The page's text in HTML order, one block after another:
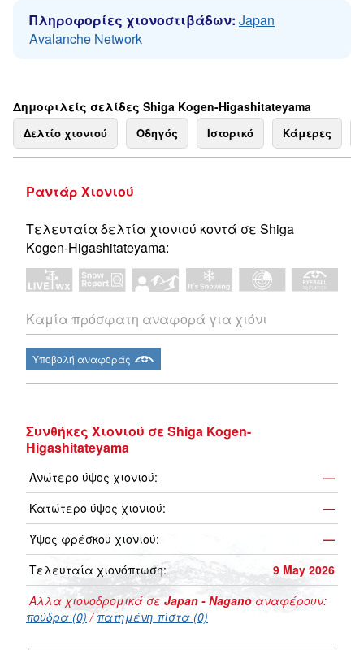
Πληροφορίες χιονοστιβάδων: Japan
Avalanche Network
Δημοφιλείς σελίδες Shiga Kogen-Higashitateyama
Δελτίο χιονιού Οδηγός Ιστορικό Κάμερες
Ραντάρ Χιονιού
Τελευταία δελτία χιονιού κοντά σε Shiga
Kogen-Higashitateyama:
Καμία πρόσφατη αναφορά για χιόνι
Υποβολή αναφοράς
Συνθήκες Χιονιού σε Shiga Kogen-
Higashitateyama
Ανώτερο ύψος χιονιού:
—
Κατώτερο ύψος χιονιού:
—
Ύψος φρέσκου χιονιού:
—
Τελευταία χιονόπτωση:
9 May 2026
Αλλα χιονοδρομικά σεJapan - Nagano αναφέρουν:
πούδρα (0) /πατημένη πίστα (0)